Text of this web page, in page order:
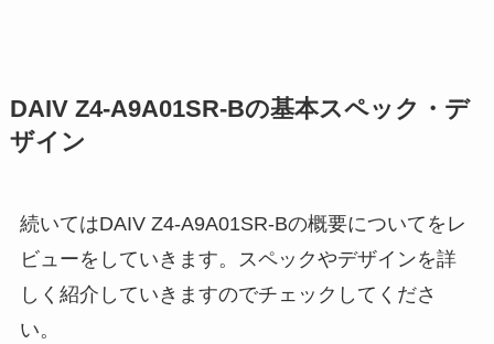
DAIV Z4-A9A01SR-Bの基本スペック・デ
ザイン
続いてはDAIV Z4-A9A01SR-Bの概要についてをレ
ビューをしていきます。スペックやデザインを詳
しく紹介していきますのでチェックしてくださ
い。